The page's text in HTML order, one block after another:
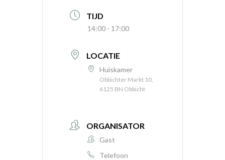
TIJD
14:00 - 17:00
LOCATIE
Huiskamer
Obbichter Markt 10,
6125 BN Obbicht
ORGANISATOR
Gast
Telefoon